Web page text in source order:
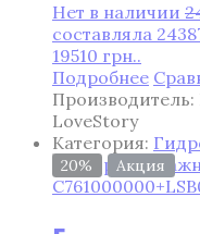
Нет в наличии
составляла
19510 грн..
Подробнее
Производитель:
LoveStory
Категория:
20% Акция